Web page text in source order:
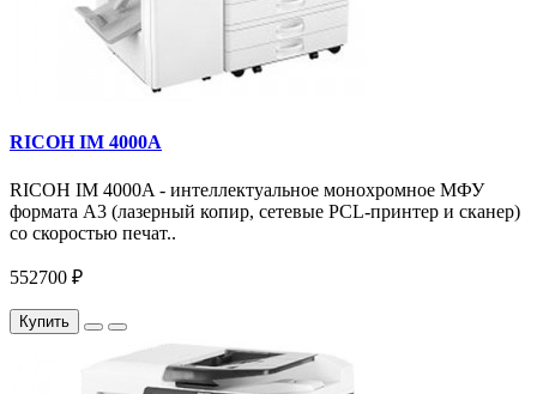
RICOH IM 4000A
RICOH IM 4000A - интеллектуальное монохромное МФУ
формата А3 (лазерный копир, сетевые PCL-принтер и сканер)
со скоростью печат..
552700 ₽
Купить